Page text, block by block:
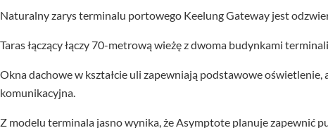
Naturalny zarys terminalu portowego Keelung Gateway jest
Taras łączący łączy 70-metrową wieżę z dwoma budynkami
Okna dachowe w kształcie uli zapewniają podstawowe
komunikacyjna.
Z modelu terminala jasno wynika, że Asymptote planuje zapewnić